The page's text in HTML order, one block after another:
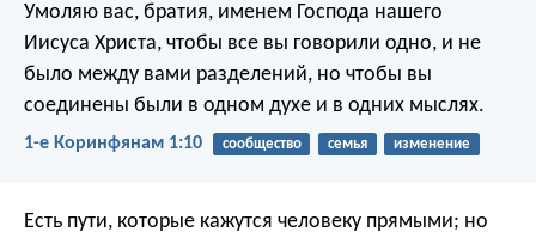
Умоляю вас, братия, именем Господа нашего
Иисуса Христа, чтобы все вы говорили одно, и не
было между вами разделений, но чтобы вы
соединены были в одном духе и в одних мыслях.
1-е Коринфянам 1:10 сообщество семья изменение
Есть пути, которые кажутся человеку прямыми; но